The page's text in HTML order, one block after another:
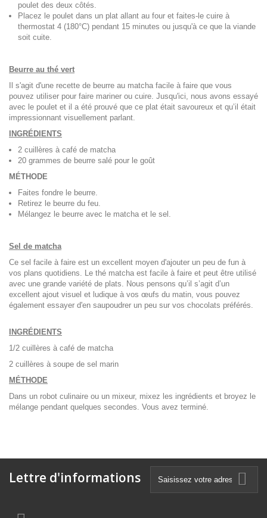
poulet des deux côtés.
Placez le poulet dans un plat allant au four et faites-le cuire à
thermostat 4 (180°C) pendant 15 minutes ou jusqu'à ce que la viande
soit cuite.
Beurre au thé vert
Il s'agit d'une recette de beurre au matcha facile à faire que vous
pouvez utiliser pour faire mariner ou cuire. Jusqu'ici, nous avons essayé
avec le poulet et il a été prouvé que ce plat était savoureux et qu’il était
impressionnant visuellement parlant.
INGRÉDIENTS
2 cuillères à café de matcha
20 grammes de beurre salé pour le goût
MÉTHODE
Faites fondre le beurre.
Retirez le beurre du feu.
Mélangez le beurre avec le matcha et le sel.
Sel de matcha
Ce sel facile à faire est un excellent moyen d'ajouter un peu de fun à
vos plans quotidiens. Le thé matcha est facile à faire et peut être utilisé
avec une grande variété de plats. Nous pensons qu’il s’agit d’un
excellent ajout visuel et ludique à vos œufs du matin, vous pouvez
également essayer d'en saupoudrer un peu sur vos chocolats préférés.
INGRÉDIENTS
1/2 cuillères à café de matcha
2 cuillères à soupe de sel marin
MÉTHODE
Dans un robot culinaire ou un mixeur, mixez les ingrédients et broyez le
mélange pendant quelques secondes. Vous avez terminé.
Lettre d'informations